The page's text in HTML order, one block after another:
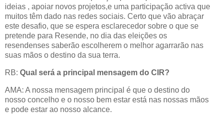
ideias , apoiar novos projetos,e uma participação activa que
muitos têm dado nas redes sociais. Certo que vão abraçar
este desafio, que se espera esclarecedor sobre o que se
pretende para Resende, no dia das eleições os
resendenses saberão escolherem o melhor agarrarão nas
suas mãos o destino da sua terra.
RB: Qual será a principal mensagem do CIR?
AMA: A nossa mensagem principal é que o destino do
nosso concelho e o nosso bem estar está nas nossas mãos
e pode estar ao nosso alcance.